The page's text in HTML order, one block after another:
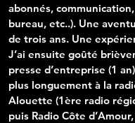
abonnés,
bureau, etc..). Une
de trois ans. Une
J’ai ensuite goûté
presse d’entreprise (1
plus longuement à la
Alouette (1ère radio
puis Radio Côte